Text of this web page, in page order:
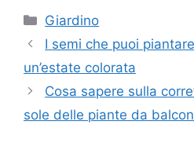
Categorie
Giardino
I semi che puoi
un’estate colorata
Cosa sapere sulla
sole delle piante da